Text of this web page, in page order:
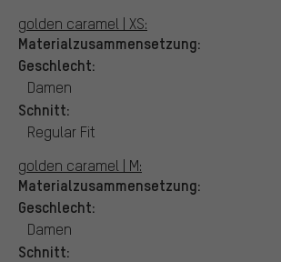
golden caramel | XS:
Materialzusammensetzung:
Geschlecht:
Damen
Schnitt:
Regular Fit
golden caramel | M:
Materialzusammensetzung:
Geschlecht:
Damen
Schnitt: